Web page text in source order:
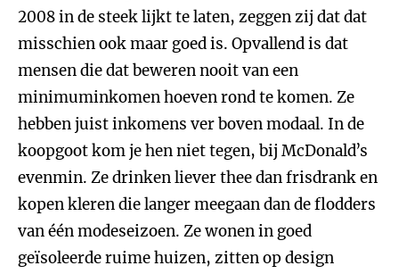
2008 in de steek lijkt te laten, zeggen zij dat dat
misschien ook maar goed is. Opvallend is dat
mensen die dat beweren nooit van een
minimuminkomen hoeven rond te komen. Ze
hebben juist inkomens ver boven modaal. In de
koopgoot kom je hen niet tegen, bij McDonald’s
evenmin. Ze drinken liever thee dan frisdrank en
kopen kleren die langer meegaan dan de flodders
van één modeseizoen. Ze wonen in goed
geïsoleerde ruime huizen, zitten op design